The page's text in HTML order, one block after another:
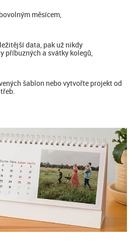
měsícem,
data, pak už nikdy
příbuzných a svátky kolegů,
šablon nebo vytvořte projekt od